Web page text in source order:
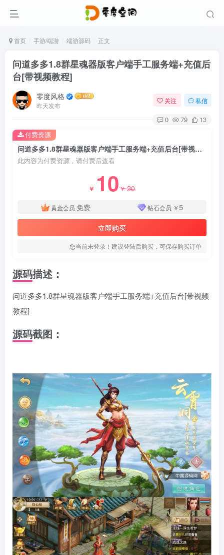
首页 手游/端游 端游源码 正文
问道多多1.8群星魂器版客户端手工服务端+充值后
台[带视频教程]
零度风格
昨天发布
关注 私信
0 79 13
问道多多1.8群星魂器版客户端手工服务端+充值后台[带视频教程]
此内容为付费资源，请付费后查看
￥ 10￥20
黄金会员 免费 钻石会员 ￥5
立即购买
您当前未登录！建议登陆后购买，可保存购买订单
付费资源
源码描述：
问道多多1.8群星魂器版客户端手工服务端+充值后台[带视频
教程]
源码截图：